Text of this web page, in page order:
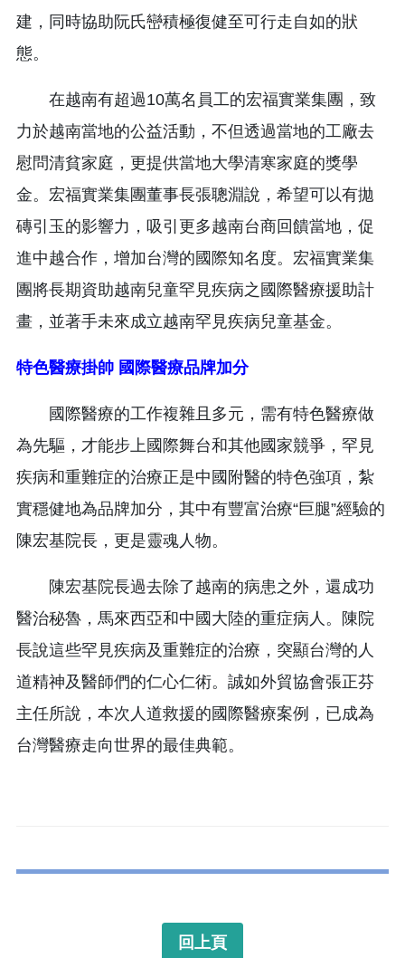
建，同時協助阮氏巒積極復健至可行走自如的狀
態。
在越南有超過10萬名員工的宏福實業集團，致
力於越南當地的公益活動，不但透過當地的工廠去
慰問清貧家庭，更提供當地大學清寒家庭的獎學
金。宏福實業集團董事長張聰淵說，希望可以有拋
磚引玉的影響力，吸引更多越南台商回饋當地，促
進中越合作，增加台灣的國際知名度。宏福實業集
團將長期資助越南兒童罕見疾病之國際醫療援助計
畫，並著手未來成立越南罕見疾病兒童基金。
特色醫療掛帥 國際醫療品牌加分
國際醫療的工作複雜且多元，需有特色醫療做
為先驅，才能步上國際舞台和其他國家競爭，罕見
疾病和重難症的治療正是中國附醫的特色強項，紮
實穩健地為品牌加分，其中有豐富治療“巨腿”經驗的
陳宏基院長，更是靈魂人物。
陳宏基院長過去除了越南的病患之外，還成功
醫治秘魯，馬來西亞和中國大陸的重症病人。陳院
長說這些罕見疾病及重難症的治療，突顯台灣的人
道精神及醫師們的仁心仁術。誠如外貿協會張正芬
主任所說，本次人道救援的國際醫療案例，已成為
台灣醫療走向世界的最佳典範。
回上頁